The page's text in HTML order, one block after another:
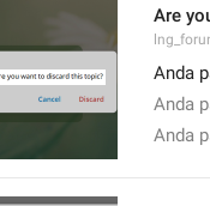
Are
Anda
Anda
Anda